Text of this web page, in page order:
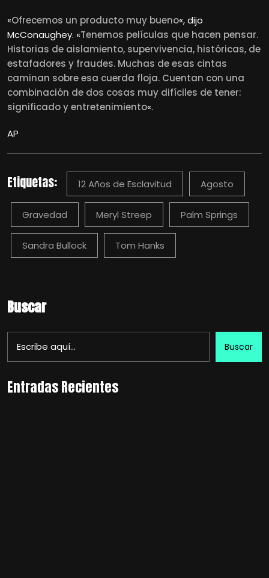
«Ofrecemos un producto muy bueno«, dijo
McConaughey. «Tenemos películas que hacen pensar.
Historias de aislamiento, supervivencia, históricas, de
estafadores y fraudes. Muchas de esas cintas
caminan sobre esa cuerda floja. Cuentan con una
combinación de dos cosas muy difíciles de tener:
significado y entretenimiento«.
AP
Etiquetas: 12 Años de Esclavitud Agosto
Gravedad Meryl Streep Palm Springs
Sandra Bullock Tom Hanks
Buscar
Buscar
Entradas Recientes